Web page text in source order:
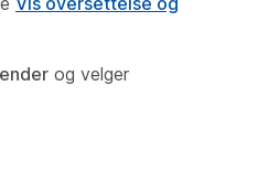
og velger